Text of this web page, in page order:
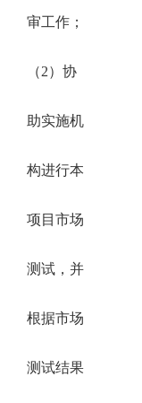
审工作；
（2）协
助实施机
构进行本
项目市场
测试，并
根据市场
测试结果